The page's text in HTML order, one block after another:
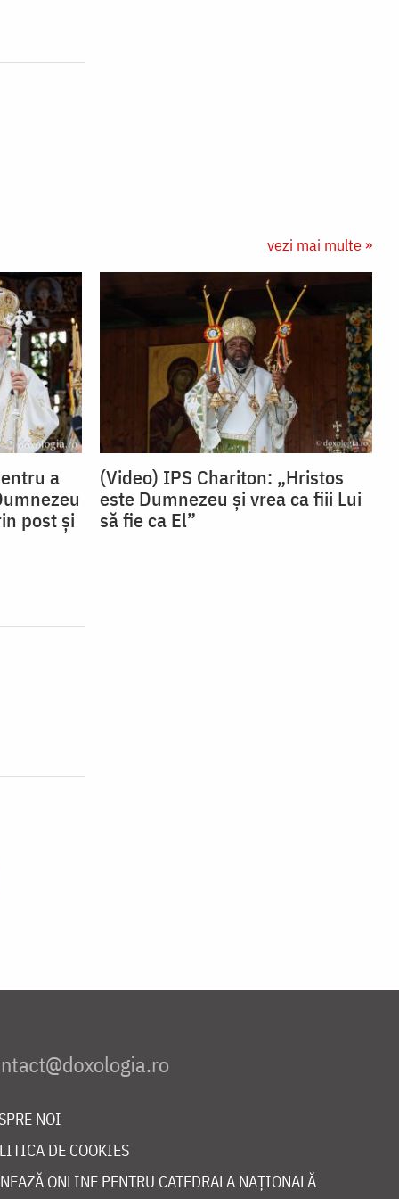
vezi mai multe »
a
post și
(Video) IPS Chariton: „Hristos
este Dumnezeu și vrea ca fiii Lui
să fie ca El”
NOI
DE COOKIES
ONLINE PENTRU CATEDRALA NAȚIONALĂ